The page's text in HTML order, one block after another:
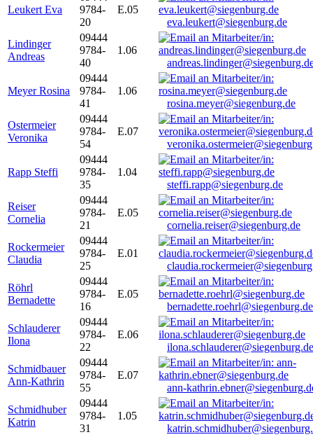
Leukert Eva
9784-
20
E.05
eva.leukert@siegenburg.de
Lindinger
Andreas
09444
9784-
40
1.06
Meyer Rosina
09444
9784-
41
1.06
rosina.meyer@siegenburg.de
Ostermeier
Veronika
09444
9784-
54
E.07
Rapp Steffi
09444
9784-
35
1.04
steffi.rapp@siegenburg.de
Reiser
Cornelia
09444
9784-
21
E.05
cornelia.reiser@siegenburg.de
Rockermeier
Claudia
09444
9784-
25
E.01
Röhrl
Bernadette
09444
9784-
16
E.05
bernadette.roehrl@siegenburg.de
Schlauderer
Ilona
09444
9784-
22
E.06
ilona.schlauderer@siegenburg.de
Schmidbauer
Ann-Kathrin
09444
9784-
55
E.07
ann-
Schmidhuber
Katrin
09444
9784-
31
1.05